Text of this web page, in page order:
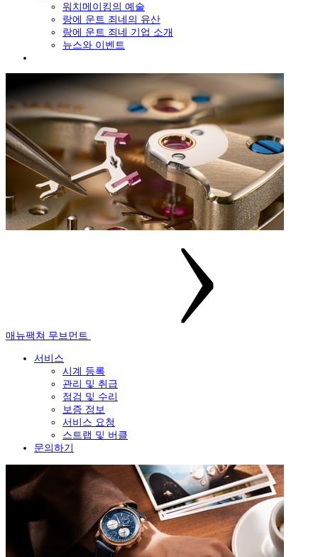
워치메이킹의 예술
랑에 운트 죄네의 유산
랑에 운트 죄네 기업 소개
뉴스와 이벤트
매뉴팩쳐 무브먼트
서비스
시계 등록
관리 및 취급
점검 및 수리
보증 정보
서비스 요청
스트랩 및 버클
문의하기